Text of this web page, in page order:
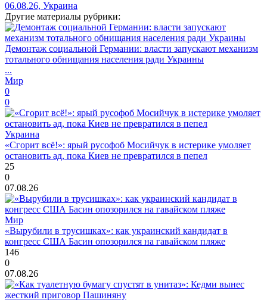
06.08.26, Украина
Другие материалы рубрики:
Демонтаж социальной Германии: власти запускают механизм
тотального обнищания населения ради Украины
...
Мир
0
0
Украина
«Сгорит всё!»: ярый русофоб Мосийчук в истерике умоляет
остановить ад, пока Киев не превратился в пепел
25
0
07.08.26
Мир
«Вырубили в трусишках»: как украинский кандидат в
конгресс США Басин опозорился на гавайском пляже
146
0
07.08.26